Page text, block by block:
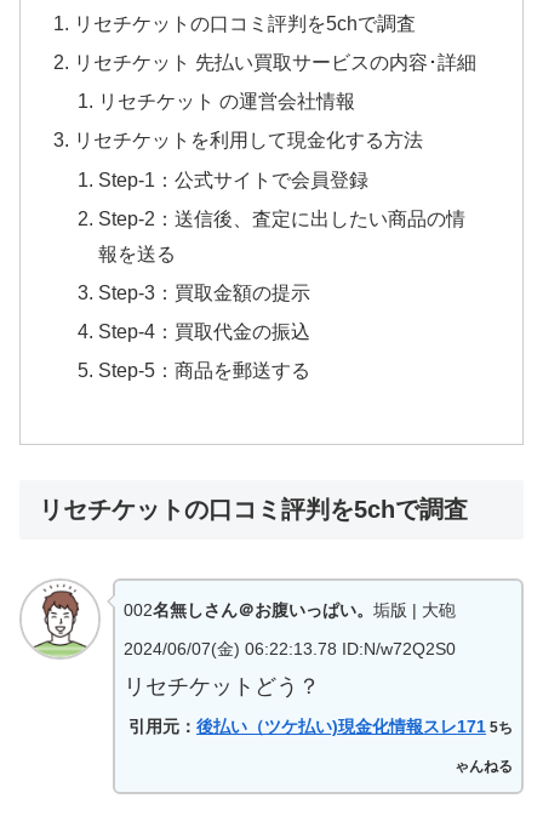
リセチケットの口コミ評判を5chで調査
リセチケット 先払い買取サービスの内容･詳細
リセチケット の運営会社情報
リセチケットを利用して現金化する方法
Step-1：公式サイトで会員登録
Step-2：送信後、査定に出したい商品の情
報を送る
Step-3：買取金額の提示
Step-4：買取代金の振込
Step-5：商品を郵送する
リセチケットの口コミ評判を5chで調査
002名無しさん＠お腹いっぱい。 垢版 | 大砲
2024/06/07(金) 06:22:13.78 ID:N/w72Q2S0
リセチケットどう？
引用元： 後払い（ツケ払い)現金化情報スレ171 5ち
ゃんねる